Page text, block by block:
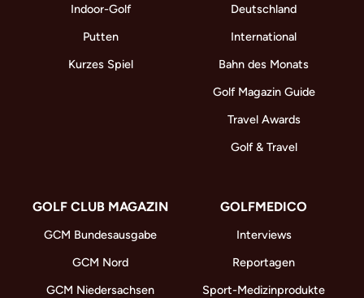
Indoor-Golf
Putten
Kurzes Spiel
Deutschland
International
Bahn des Monats
Golf Magazin Guide
Travel Awards
Golf & Travel
GOLF CLUB MAGAZIN
GCM Bundesausgabe
GCM Nord
GCM Niedersachsen
GOLFMEDICO
Interviews
Reportagen
Sport-Medizinprodukte